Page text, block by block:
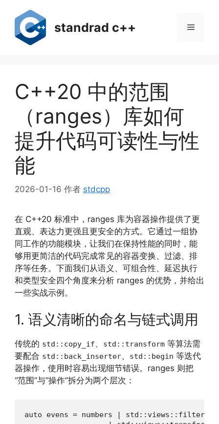
standrad c++ 菜
C++20 中的范围
（ranges）库如何
提升代码可读性与性
能
2026-01-16 作者 stdcpp
在 C++20 标准中，ranges 库为容器操作提供了更
直观、表达力更强且更安全的方式。它通过一组协
同工作的功能模块，让我们在保持性能的同时，能
够用更简洁的代码完成常见的容器变换、过滤、排
序等任务。下面我们从语义、可组合性、延迟执行
和类型安全四个角度来分析 ranges 的优势，并给出
一些实战示例。
1. 语义清晰的命名与链式调用
传统的 std::copy_if、 std::transform 等算法需
要配合 std::back_inserter、 std::begin 等迭代
器操作，使用时容易出现细节错误。ranges 则把
“范围”与“操作”拆分为两个层次：
auto evens = numbers |